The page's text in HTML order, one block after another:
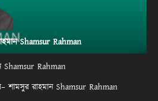
Shamsur Rahman
Shamsur Rahman
শামসুর রাহমান Shamsur Rahman